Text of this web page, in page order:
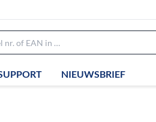
NIEUWSBRIEF